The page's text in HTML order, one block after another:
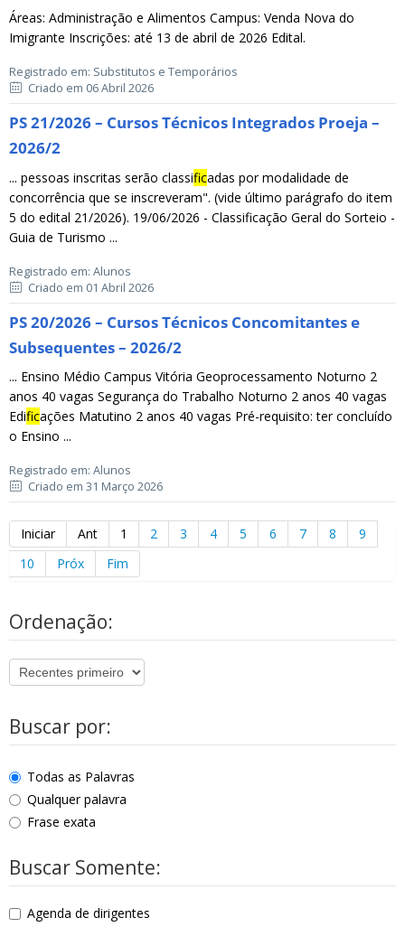
Áreas: Administração e Alimentos Campus: Venda Nova do
Imigrante Inscrições: até 13 de abril de 2026 Edital.
Registrado em: Substitutos e Temporários
Criado em 06 Abril 2026
PS 21/2026 – Cursos Técnicos Integrados Proeja –
2026/2
... pessoas inscritas serão classificadas por modalidade de
concorrência que se inscreveram". (vide último parágrafo do item
5 do edital 21/2026). 19/06/2026 - Classificação Geral do Sorteio -
Guia de Turismo ...
Registrado em: Alunos
Criado em 01 Abril 2026
PS 20/2026 – Cursos Técnicos Concomitantes e
Subsequentes – 2026/2
... Ensino Médio Campus Vitória Geoprocessamento Noturno 2
anos 40 vagas Segurança do Trabalho Noturno 2 anos 40 vagas
Edificações Matutino 2 anos 40 vagas Pré-requisito: ter concluído
o Ensino ...
Registrado em: Alunos
Criado em 31 Março 2026
Iniciar Ant 1 2 3 4 5 6 7 8
9
10
Próx Fim
Ordenação:
Buscar por:
Todas as Palavras
Qualquer palavra
Frase exata
Buscar Somente:
Agenda de dirigentes